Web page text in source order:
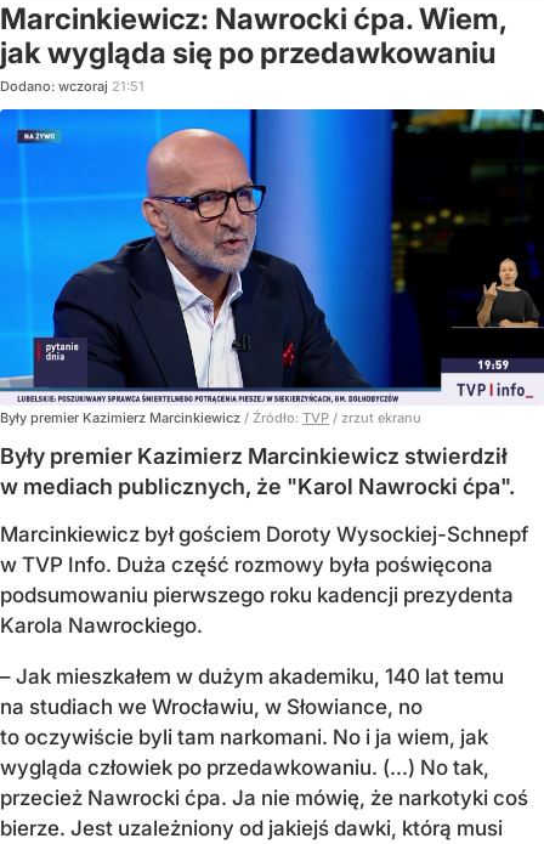
Marcinkiewicz: Nawrocki ćpa. Wiem,
jak wygląda się po przedawkowaniu
Dodano: wczoraj 21:51
Były premier Kazimierz Marcinkiewicz / Źródło: TVP / zrzut ekranu
Były premier Kazimierz Marcinkiewicz stwierdził
w mediach publicznych, że "Karol Nawrocki ćpa".
Marcinkiewicz był gościem Doroty Wysockiej-Schnepf
w TVP Info. Duża część rozmowy była poświęcona
podsumowaniu pierwszego roku kadencji prezydenta
Karola Nawrockiego.
– Jak mieszkałem w dużym akademiku, 140 lat temu
na studiach we Wrocławiu, w Słowiance, no
to oczywiście byli tam narkomani. No i ja wiem, jak
wygląda człowiek po przedawkowaniu. (...) No tak,
przecież Nawrocki ćpa. Ja nie mówię, że narkotyki coś
bierze. Jest uzależniony od jakiejś dawki, którą musi